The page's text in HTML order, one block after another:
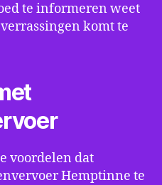
te informeren weet
komt te
voordelen dat
Hemptinne te